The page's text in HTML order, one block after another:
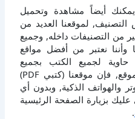
أيضاً مشاهدة وتحميل
لموقعنا العديد من
من التصنيفات داخله, وجميع
100%, كما وأننا نعتبر من أفضل مواقع
لجميع الكتب بجميع
تخصصاتها, وبالنسبة لتصفح الموقع, فإن موقعنا (كتبي PDF)
والهواتف الذكية, وبدون أي
بزيارة الصفحة الرئيسية
.